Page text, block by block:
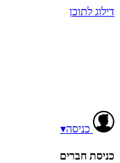
דילוג לתוכן
כניסה▾
כניסת חברים